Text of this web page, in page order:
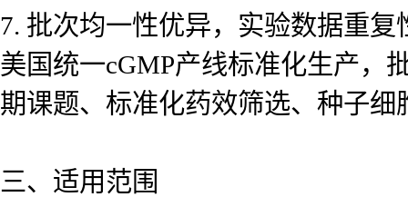
7. 批次均一性优异，实验数据重复
美国统一cGMP产线标准化生产，
期课题、标准化药效筛选、种子
三、适用范围